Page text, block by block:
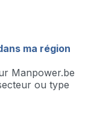
ma région
Manpower.be
ou type